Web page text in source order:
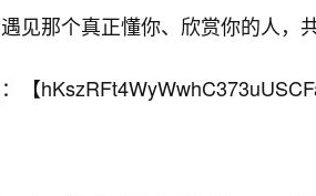
见那个真正懂你、欣赏你的人，
【